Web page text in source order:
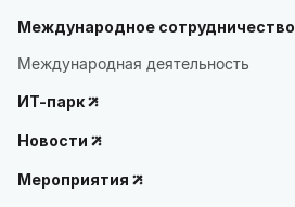
Международное сотрудничество
Международная деятельность
ИТ-парк
Новости
Мероприятия